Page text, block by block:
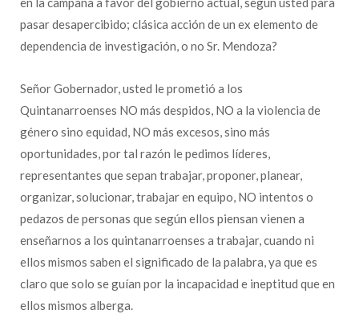
pasar desapercibido; clásica acción de un ex elemento de
dependencia de investigación, o no Sr. Mendoza?
Señor Gobernador, usted le prometió a los
Quintanarroenses NO más despidos, NO a la violencia de
género sino equidad, NO más excesos, sino más
oportunidades, por tal razón le pedimos líderes,
representantes que sepan trabajar, proponer, planear,
organizar, solucionar, trabajar en equipo, NO intentos o
pedazos de personas que según ellos piensan vienen a
enseñarnos a los quintanarroenses a trabajar, cuando ni
ellos mismos saben el significado de la palabra, ya que es
claro que solo se guían por la incapacidad e ineptitud que en
ellos mismos alberga.